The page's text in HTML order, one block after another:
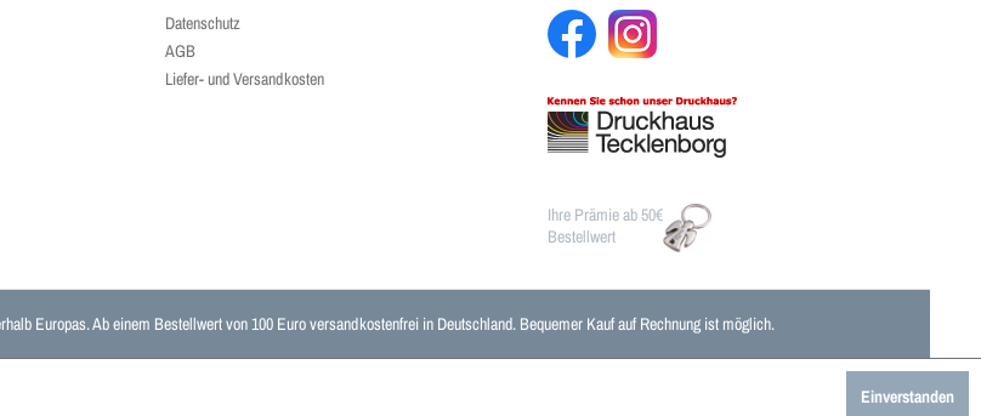
Datenschutz
AGB
Liefer- und Versandkosten
Ihre Prämie ab 50€
Bestellwert
Europas. Ab einem Bestellwert von 100 Euro versandkostenfrei in Deutschland. Bequemer Kauf auf Rechnung ist möglich.
Einverstanden